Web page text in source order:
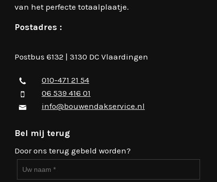
van het perfecte totaalplaatje.
Postadres :
Postbus 6132 | 3130 DC Vlaardingen
010-471 21 54
06 539 416 01
info@bouwendakservice.nl
Bel mij terug
Door ons terug gebeld worden?